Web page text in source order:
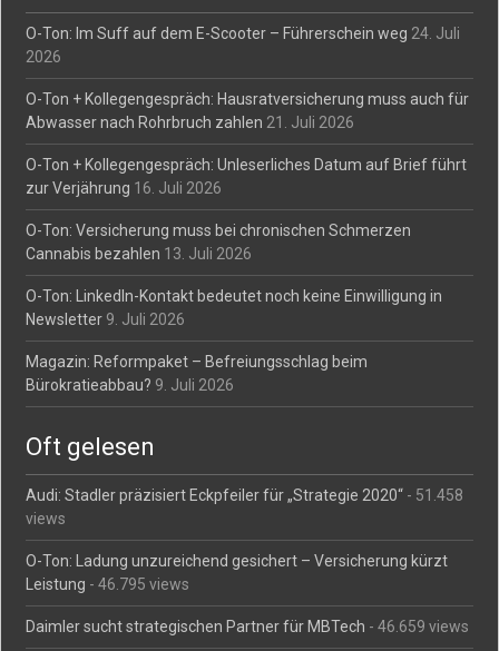
O-Ton: Im Suff auf dem E-Scooter – Führerschein weg 24. Juli
2026
O-Ton + Kollegengespräch: Hausratversicherung muss auch für
Abwasser nach Rohrbruch zahlen 21. Juli 2026
O-Ton + Kollegengespräch: Unleserliches Datum auf Brief führt
zur Verjährung 16. Juli 2026
O-Ton: Versicherung muss bei chronischen Schmerzen
Cannabis bezahlen 13. Juli 2026
O-Ton: LinkedIn-Kontakt bedeutet noch keine Einwilligung in
Newsletter 9. Juli 2026
Magazin: Reformpaket – Befreiungsschlag beim
Bürokratieabbau? 9. Juli 2026
Oft gelesen
Audi: Stadler präzisiert Eckpfeiler für „Strategie 2020“ - 51.458
views
O-Ton: Ladung unzureichend gesichert – Versicherung kürzt
Leistung - 46.795 views
Daimler sucht strategischen Partner für MBTech - 46.659 views